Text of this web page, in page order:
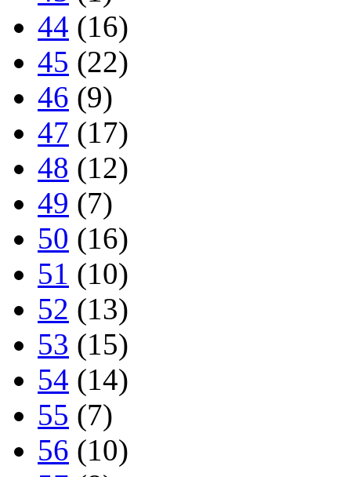
44 (16)
45 (22)
46 (9)
47 (17)
48 (12)
49 (7)
50 (16)
51 (10)
52 (13)
53 (15)
54 (14)
55 (7)
56 (10)